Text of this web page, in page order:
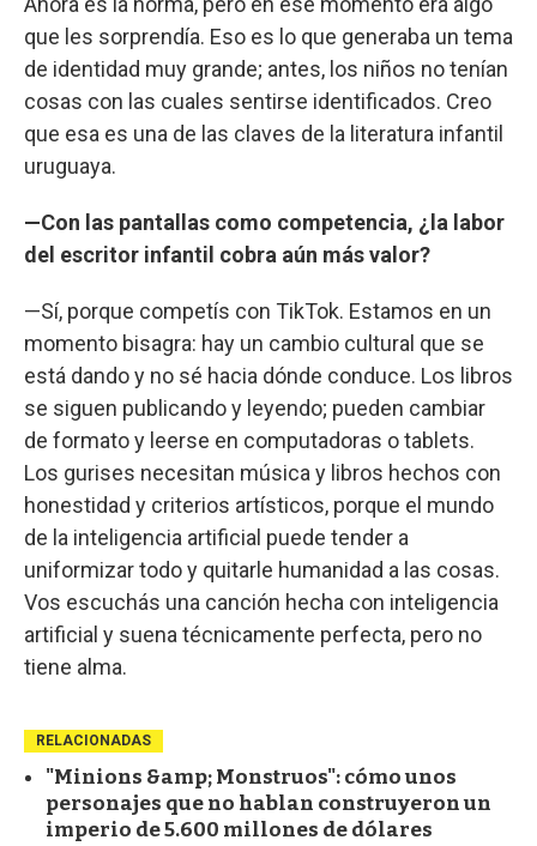
que les sorprendía. Eso es lo que generaba un tema
de identidad muy grande; antes, los niños no tenían
cosas con las cuales sentirse identificados. Creo
que esa es una de las claves de la literatura infantil
uruguaya.
—Con las pantallas como competencia, ¿la labor
del escritor infantil cobra aún más valor?
—Sí, porque competís con TikTok. Estamos en un
momento bisagra: hay un cambio cultural que se
está dando y no sé hacia dónde conduce. Los libros
se siguen publicando y leyendo; pueden cambiar
de formato y leerse en computadoras o tablets.
Los gurises necesitan música y libros hechos con
honestidad y criterios artísticos, porque el mundo
de la inteligencia artificial puede tender a
uniformizar todo y quitarle humanidad a las cosas.
Vos escuchás una canción hecha con inteligencia
artificial y suena técnicamente perfecta, pero no
tiene alma.
RELACIONADAS
"Minions &amp; Monstruos": cómo unos
personajes que no hablan construyeron un
imperio de 5.600 millones de dólares